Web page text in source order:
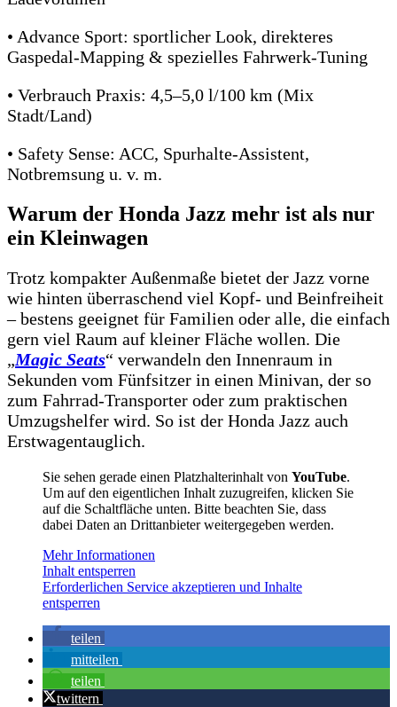
• Advance Sport: sportlicher Look, direkteres
Gaspedal-Mapping & spezielles Fahrwerk-Tuning
• Verbrauch Praxis: 4,5–5,0 l/100 km (Mix
Stadt/Land)
• Safety Sense: ACC, Spurhalte-Assistent,
Notbremsung u. v. m.
Warum der Honda Jazz mehr ist als nur
ein Kleinwagen
Trotz kompakter Außenmaße bietet der Jazz vorne
wie hinten überraschend viel Kopf- und Beinfreiheit
– bestens geeignet für Familien oder alle, die einfach
gern viel Raum auf kleiner Fläche wollen. Die
„Magic Seats“ verwandeln den Innenraum in
Sekunden vom Fünfsitzer in einen Minivan, der so
zum Fahrrad-Transporter oder zum praktischen
Umzugshelfer wird. So ist der Honda Jazz auch
Erstwagentauglich.
Sie sehen gerade einen Platzhalterinhalt von YouTube.
Um auf den eigentlichen Inhalt zuzugreifen, klicken Sie
auf die Schaltfläche unten. Bitte beachten Sie, dass
dabei Daten an Drittanbieter weitergegeben werden.
Mehr Informationen
Inhalt entsperren
Erforderlichen Service akzeptieren und Inhalte
entsperren
teilen
mitteilen
teilen
twittern